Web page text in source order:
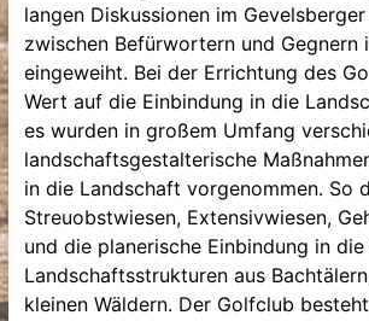
langen Diskussionen im
zwischen Befürwortern und Gegnern
eingeweiht. Bei der Errichtung des
Wert auf die Einbindung in die
es wurden in großem Umfang
landschaftsgestalterische
in die Landschaft vorgenommen. So
Streuobstwiesen, Extensivwiesen,
und die planerische Einbindung in
Landschaftsstrukturen aus
kleinen Wäldern. Der Golfclub